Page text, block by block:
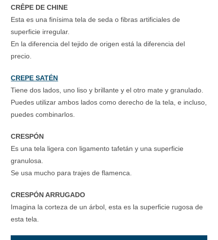
CRÊPE DE CHINE
Esta es una finísima tela de seda o fibras artificiales de
superficie irregular.
En la diferencia del tejido de origen está la diferencia del
precio.
CREPE SATÉN
Tiene dos lados, uno liso y brillante y el otro mate y granulado.
Puedes utilizar ambos lados como derecho de la tela, e incluso,
puedes combinarlos.
CRESPÓN
Es una tela ligera con ligamento tafetán y una superficie
granulosa.
Se usa mucho para trajes de flamenca.
CRESPÓN ARRUGADO
Imagina la corteza de un árbol, esta es la superficie rugosa de
esta tela.